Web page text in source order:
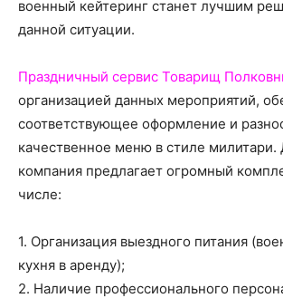
военный кейтеринг станет лучшим
данной ситуации.
Праздничный сервис Товарищ
организацией данных мероприятий,
соответствующее оформление и
качественное меню в стиле милитари.
компания предлагает огромный
числе:
1. Организация выездного питания
кухня в аренду);
2. Наличие профессионального